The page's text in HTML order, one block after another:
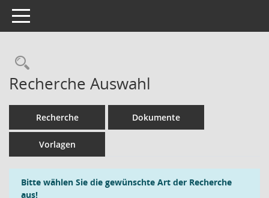
Toggle navigation
Rechercheauswahl
Recherche Auswahl
Recherche Dokumente
Vorlagen
Bitte wählen Sie die gewünschte Art der Recherche
aus!